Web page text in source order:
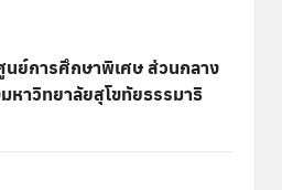
ย์การศึกษาพิเศษ ส่วนกลาง
หาวิทยาลัยสุโขทัยธรรมาธิ